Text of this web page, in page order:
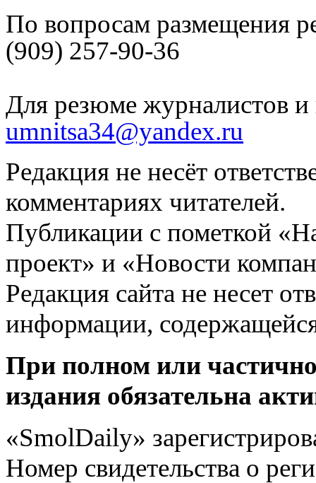
По вопросам размещения
(909) 257-90-36
Для резюме журналистов и
umnitsa34@yandex.ru
Редакция не несёт
комментариях читателей.
Публикации с пометкой
проект» и «Новости
Редакция сайта не несет
информации,
При полном или
издания обязательна
«SmolDaily»
Номер свидетельства о